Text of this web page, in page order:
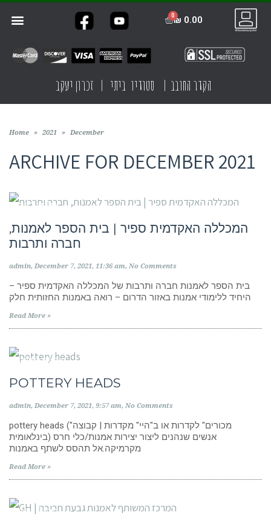
₪ 0.00
Home » 2021 » December
ARCHIVE FOR DECEMBER 2021
מוסדות לימוד
המכללה האקדמית ספיר | בית הספר לאמנות,
חברה ותרבות
admin December 7, 2021 11:36 am No Comments
בית הספר לאמנות חברה ותרבות של המכללה האקדמית ספיר –
היחיד ללימודי אמנות באזור הדרום – רואה באמנות החזותית חלק
Read More »
קבוצות פייסבוק
POTTERY HEADS
admin December 7, 2021 9:57 am No Comments
pottery heads ("מכורים" לקדרות או ב"היי" מקדרות | קבוצה
בינלאומית) אנשים שנהנים ליצור יצירות אמנות/כלי חרס
מקרמיקה.אל תהסס לשתף באמנות
Read More »
מוסדות לימוד